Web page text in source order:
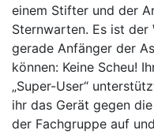
einem Stifter und der
Sternwarten. Es ist der
gerade Anfänger der
können: Keine Scheu!
„Super-User“
ihr das Gerät gegen
der Fachgruppe auf